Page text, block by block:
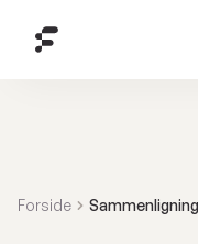
Forside Sammenligning